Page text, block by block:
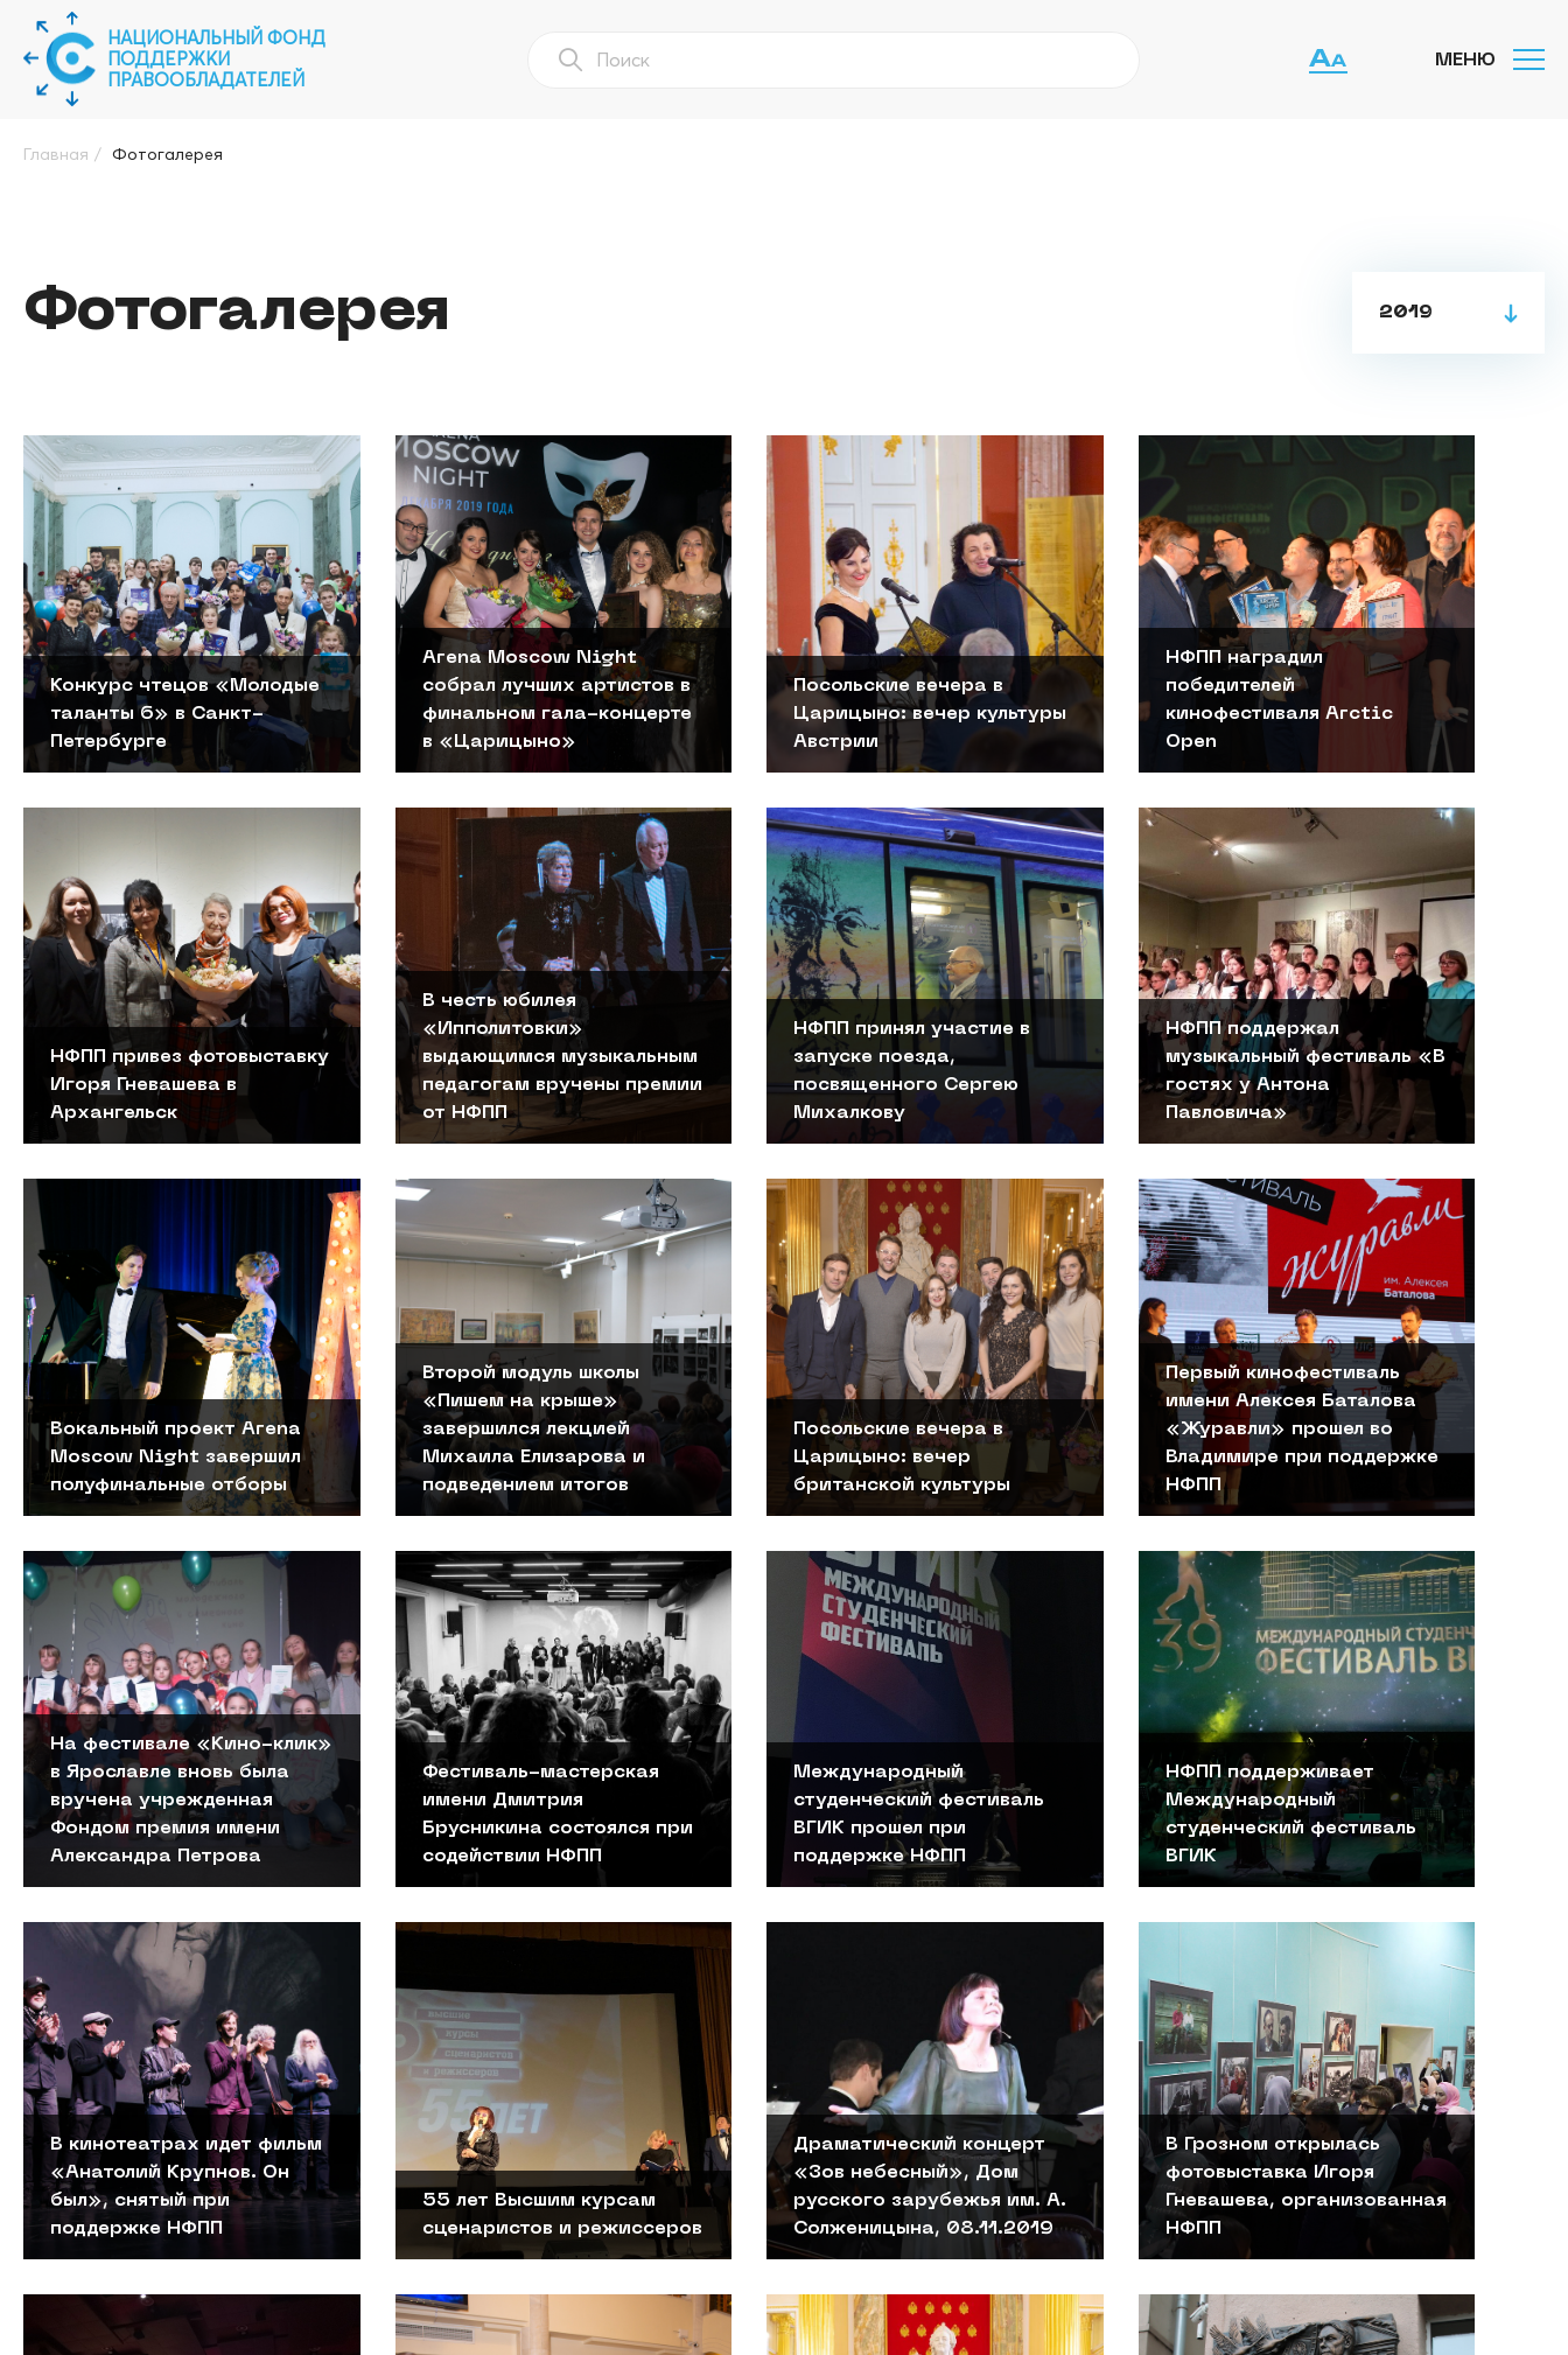
НАЦИОНАЛЬНЫЙ ФОНД
ПОДДЕРЖКИ
ПРАВООБЛАДАТЕЛЕЙ
МЕНЮ
Главная / Фотогалерея
Фотогалерея 2019
Конкурс чтецов «Молодые
таланты 6» в Санкт-
Петербурге
Arena Moscow Night
собрал лучших артистов в
финальном гала-концерте
в «Царицыно»
Посольские вечера в
Царицыно: вечер культуры
Австрии
НФПП наградил
победителей
кинофестиваля Arctic
Open
НФПП привез фотовыставку
Игоря Гневашева в
Архангельск
В честь юбилея
«Ипполитовки»
выдающимся музыкальным
педагогам вручены премии
от НФПП
НФПП принял участие в
запуске поезда,
посвященного Сергею
Михалкову
НФПП поддержал
музыкальный фестиваль «В
гостях у Антона
Павловича»
Вокальный проект Arena
Moscow Night завершил
полуфинальные отборы
Второй модуль школы
«Пишем на крыше»
завершился лекцией
Михаила Елизарова и
подведением итогов
Посольские вечера в
Царицыно: вечер
британской культуры
Первый кинофестиваль
имени Алексея Баталова
«Журавли» прошел во
Владимире при поддержке
НФПП
На фестивале «Кино-клик»
в Ярославле вновь была
вручена учрежденная
Фондом премия имени
Александра Петрова
Фестиваль-мастерская
имени Дмитрия
Брусникина состоялся при
содействии НФПП
Международный
студенческий фестиваль
ВГИК прошел при
поддержке НФПП
НФПП поддерживает
Международный
студенческий фестиваль
ВГИК
В кинотеатрах идет фильм
«Анатолий Крупнов. Он
был», снятый при
поддержке НФПП
55 лет Высшим курсам
сценаристов и режиссеров
Драматический концерт
«Зов небесный», Дом
русского зарубежья им. А.
Солженицына, 08.11.2019
В Грозном открылась
фотовыставка Игоря
Гневашева, организованная
НФПП